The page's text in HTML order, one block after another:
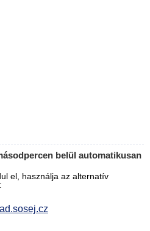
belül automatikusan
el, használja az alternatív